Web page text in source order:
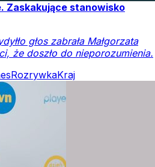
Zaskakujące stanowisko
głos zabrała Małgorzata
że doszło do nieporozumienia.
RozrywkaKraj